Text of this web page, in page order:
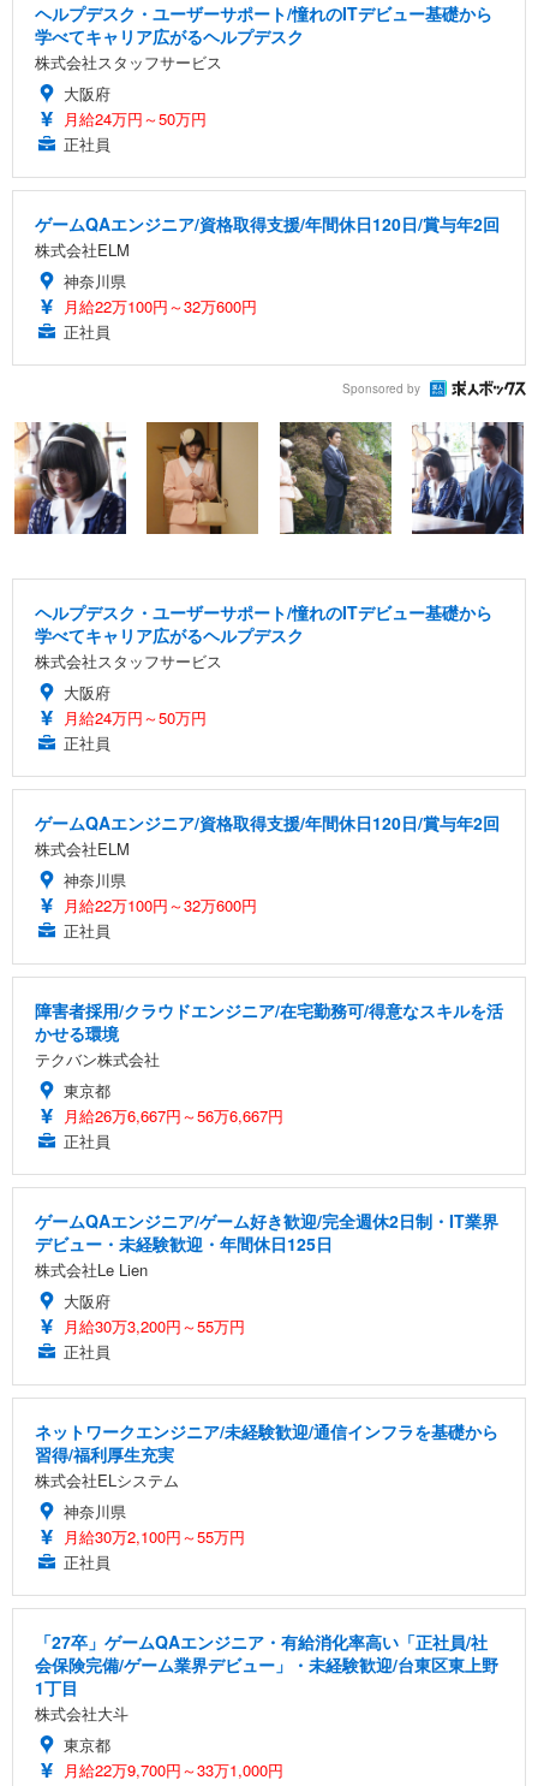
ヘルプデスク・ユーザーサポート/憧れのITデビュー基礎から
学べてキャリア広がるヘルプデスク
株式会社スタッフサービス
大阪府
月給24万円～50万円
正社員
ゲームQAエンジニア/資格取得支援/年間休日120日/賞与年2回
株式会社ELM
神奈川県
月給22万100円～32万600円
正社員
Sponsored by
ヘルプデスク・ユーザーサポート/憧れのITデビュー基礎から
学べてキャリア広がるヘルプデスク
株式会社スタッフサービス
大阪府
月給24万円～50万円
正社員
ゲームQAエンジニア/資格取得支援/年間休日120日/賞与年2回
株式会社ELM
神奈川県
月給22万100円～32万600円
正社員
障害者採用/クラウドエンジニア/在宅勤務可/得意なスキルを活
かせる環境
テクバン株式会社
東京都
月給26万6,667円～56万6,667円
正社員
ゲームQAエンジニア/ゲーム好き歓迎/完全週休2日制・IT業界
デビュー・未経験歓迎・年間休日125日
株式会社Le Lien
大阪府
月給30万3,200円～55万円
正社員
ネットワークエンジニア/未経験歓迎/通信インフラを基礎から
習得/福利厚生充実
株式会社ELシステム
神奈川県
月給30万2,100円～55万円
正社員
「27卒」ゲームQAエンジニア・有給消化率高い「正社員/社
会保険完備/ゲーム業界デビュー」・未経験歓迎/台東区東上野
1丁目
株式会社大斗
東京都
月給22万9,700円～33万1,000円